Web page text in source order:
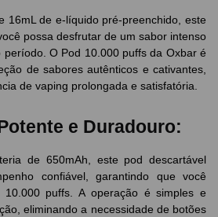
16mL de e-líquido pré-preenchido, este
possa desfrutar de um sabor intenso
O Pod 10.000 puffs da Oxbar é
de sabores autênticos e cativantes,
de vaping prolongada e satisfatória.
e Duradouro:
de 650mAh, este pod descartável
confiável, garantindo que você
puffs. A operação é simples e
eliminando a necessidade de botões